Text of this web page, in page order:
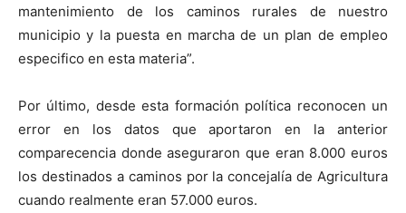
mantenimiento de los caminos rurales de nuestro
municipio y la puesta en marcha de un plan de empleo
especifico en esta materia”.
Por último, desde esta formación política reconocen un
error en los datos que aportaron en la anterior
comparecencia donde aseguraron que eran 8.000 euros
los destinados a caminos por la concejalía de Agricultura
cuando realmente eran 57.000 euros.